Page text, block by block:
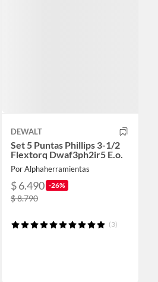
DEWALT
Set 5 Puntas Phillips 3-1/2
Flextorq Dwaf3ph2ir5 E.o.
Por Alphaherramientas
$ 6.490 -26%
$ 8.790
(3)